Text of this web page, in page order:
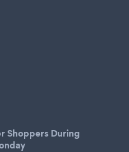
Shoppers During